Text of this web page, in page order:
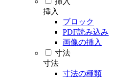
挿入
ブロック
PDF読み込み
画像の挿入
寸法
寸法
寸法の種類